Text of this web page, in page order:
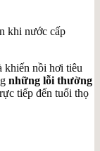
khi nước cấp
khiến nồi hơi tiêu
những lỗi thường
tiếp đến tuổi thọ